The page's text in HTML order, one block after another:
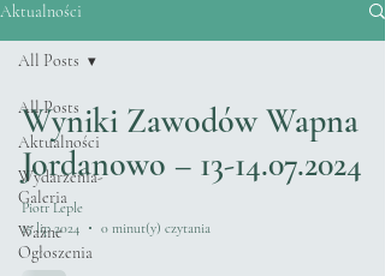
Aktualności
All Posts
Aktualności
Wydarzenia-
Galeria
Ważne
Ogłoszenia
All Posts
Wyniki Zawodów Wapna
Jordanowo – 13-14.07.2024
Piotr Leple
15 lip 2024
0 minut(y) czytania